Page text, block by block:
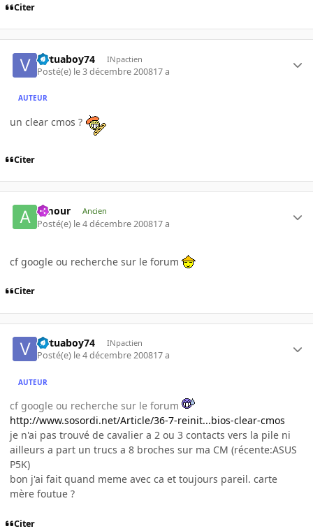
Citer
virtuaboy74 INpactien
Posté(e) le 3 décembre 200817 a
AUTEUR
un clear cmos ?
Citer
Amour Ancien
Posté(e) le 4 décembre 200817 a
cf google ou recherche sur le forum
Citer
virtuaboy74 INpactien
Posté(e) le 4 décembre 200817 a
AUTEUR
cf google ou recherche sur le forum
http://www.sosordi.net/Article/36-7-reinit...bios-clear-cmos
je n'ai pas trouvé de cavalier a 2 ou 3 contacts vers la pile ni
ailleurs a part un trucs a 8 broches sur ma CM (récente:ASUS
P5K)
bon j'ai fait quand meme avec ca et toujours pareil. carte
mère foutue ?
Citer